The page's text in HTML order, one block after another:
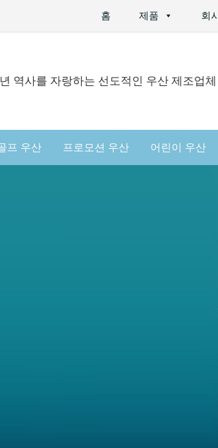
홈 제품 회
역사를 자랑하는 선도적인 우산 제조업체
프 우산 프로모션 우산 어린이 우산